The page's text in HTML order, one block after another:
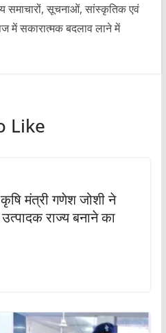
समाचारों, सूचनाओं, सांस्कृतिक एवं
में सकारात्मक बदलाव लाने में
Like
मंत्री गणेश जोशी ने
राज्य बनाने का